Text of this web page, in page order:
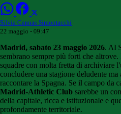
Silvia Cannas Simontacchi
22 maggio - 09:47
Madrid, sabato 23 maggio 2026. Al
sembrano sempre più forti che altrove.
squadre con molta fretta di archiviare
concludere una stagione deludente
raccontare la Spagna. Se il campo da
Madrid-Athletic Club sarebbe un
della capitale, ricca e istituzionale e
profondamente territoriale.